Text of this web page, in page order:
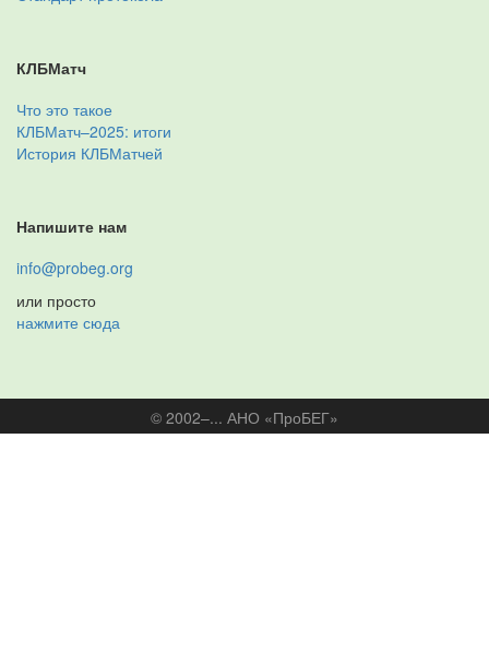
КЛБМатч
Что это такое
КЛБМатч–2025: итоги
История КЛБМатчей
Напишите нам
info@probeg.org
или просто
нажмите сюда
© 2002–... АНО «ПроБЕГ»